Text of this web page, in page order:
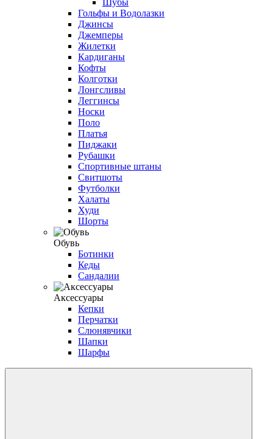
Гольфы и Водолазки
Джинсы
Джемперы
Жилетки
Кардиганы
Кофты
Колготки
Лонгсливы
Леггинсы
Носки
Поло
Платья
Пиджаки
Рубашки
Спортивные штаны
Свитшоты
Футболки
Халаты
Худи
Шорты
Обувь
Ботинки
Кеды
Сандалии
Аксессуары
Кепки
Перчатки
Слюнявчики
Шапки
Шарфы